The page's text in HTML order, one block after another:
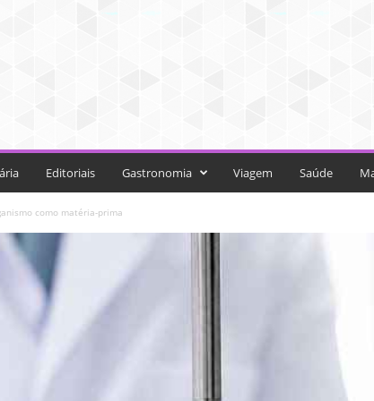
Editoriais Gastronomia Viagem Saúde
como matéria-prima